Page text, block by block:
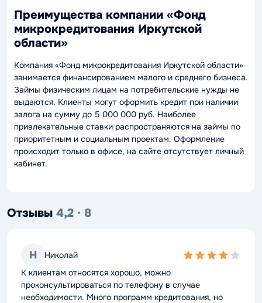
Преимущества компании «Фонд
микрокредитования Иркутской
области»
Компания «Фонд микрокредитования Иркутской области»
занимается финансированием малого и среднего бизнеса.
Займы физическим лицам на потребительские нужды не
выдаются. Клиенты могут оформить кредит при наличии
залога на сумму до 5 000 000 руб. Наиболее
привлекательные ставки распространяются на займы по
приоритетным и социальным проектам. Оформление
происходит только в офисе, на сайте отсутствует личный
кабинет.
Отзывы 4,2 · 8
Н Николай
4,0
К клиентам относятся хорошо, можно
проконсультироваться по телефону в случае
необходимости. Много программ кредитования, но